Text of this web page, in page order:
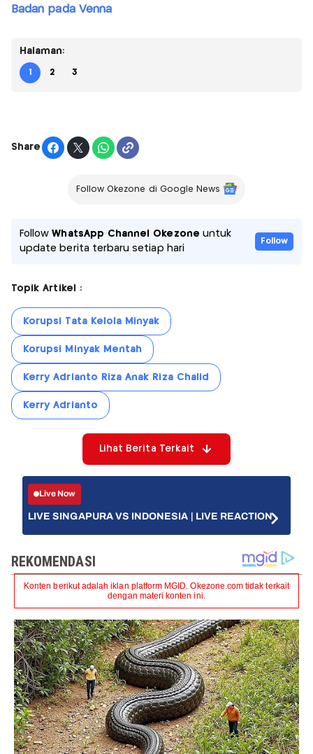
Badan pada Venna
Halaman:
1 2 3
Share
Follow Okezone di Google News
FollowWhatsApp Channel Okezone untuk
update berita terbaru setiap hari
Follow
Topik Artikel :
Korupsi Tata Kelola Minyak
Korupsi Minyak Mentah
Kerry Adrianto Riza Anak Riza Chalid
Kerry Adrianto
Lihat Berita Terkait
Live Now
LIVE SINGAPURA VS INDONESIA | LIVE REACTION